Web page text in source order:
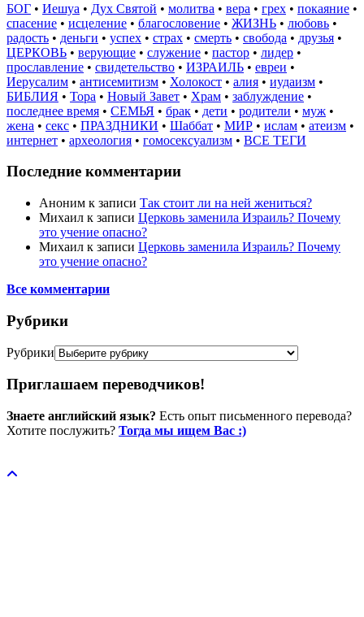
БОГ • Иешуа • Дух Святой • молитва • вера • грех • покаяние •
спасение • исцеление • благословение • ЖИЗНЬ • любовь •
радость • деньги • успех • страх • смерть • свобода • друзья •
ЦЕРКОВЬ • верующие • служение • пастор • лидер •
прославление • свидетельство • ИЗРАИЛЬ • евреи •
Иерусалим • антисемитизм • Холокост • алия • иудаизм •
БИБЛИЯ • Тора • Новый Завет • Храм • заблуждение •
последнее время • СЕМЬЯ • брак • дети • родители • муж •
жена • секс • ПРАЗДНИКИ • Шаббат • МИР • ислам • атеизм •
интернет • археология • гомосексуализм • ВСЕ ТЕГИ
Последние комментарии
Аноним к записи Так стоит ли на ней жениться?
Михаил к записи Церковь заменила Израиль? Почему
это учение опасно?
Михаил к записи Церковь заменила Израиль? Почему
это учение опасно?
Все комментарии
Рубрики
Рубрики
Приглашаем переводчиков!
Знаете английский язык? Есть опыт письменного перевода?
Хотите послужить? Тогда мы ищем Вас :)